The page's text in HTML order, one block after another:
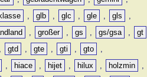
, glb , glc , gle , gls
,
, großer , gs , gs/gsa ,
gt
, gtd , gte , gti , gto
,
, hiace , hijet , hilux , holzmin
,